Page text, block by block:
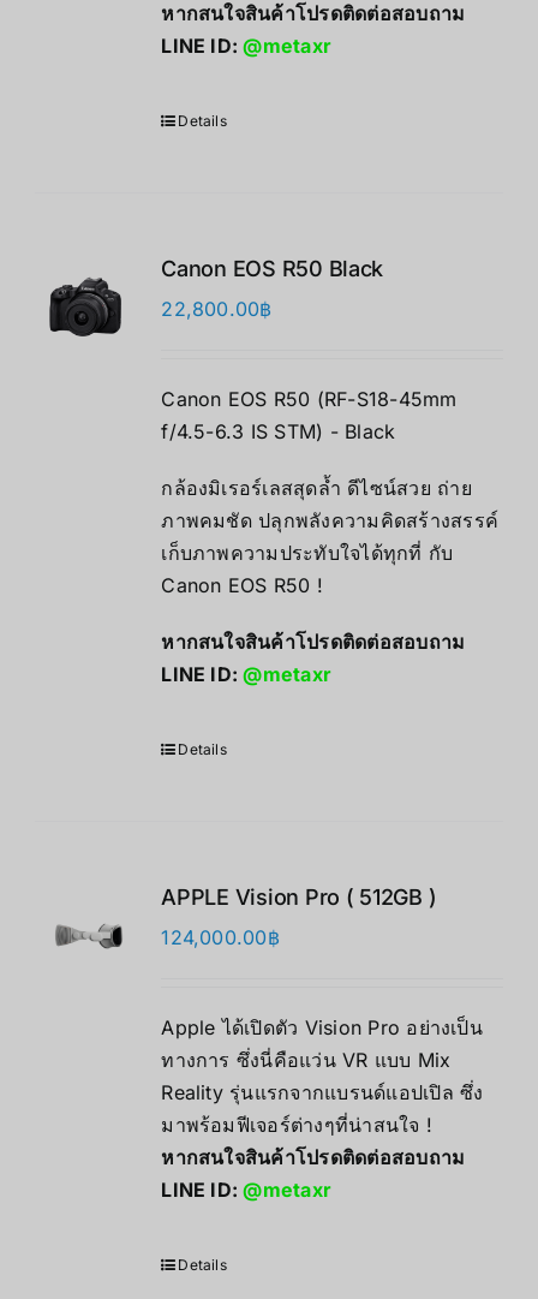
หากสนใจสินค้าโปรดติดต่อสอบถาม
LINE ID:@metaxr
Details
Canon EOS R50 Black
22,800.00฿
Canon EOS R50 (RF-S18-45mm
f/4.5-6.3 IS STM) - Black
กล้องมิเรอร์เลสสุดล้ำ ดีไซน์สวย ถ่าย
ภาพคมชัด ปลุกพลังความคิดสร้างสรรค์
เก็บภาพความประทับใจได้ทุกที่ กับ
Canon EOS R50 !
หากสนใจสินค้าโปรดติดต่อสอบถาม
LINE ID:@metaxr
Details
APPLE Vision Pro ( 512GB )
124,000.00฿
Apple ได้เปิดตัว Vision Pro อย่างเป็น
ทางการ ซึ่งนี่คือแว่น VR แบบ Mix
Reality รุ่นแรกจากแบรนด์แอปเปิล ซึ่ง
มาพร้อมฟีเจอร์ต่างๆที่น่าสนใจ !
หากสนใจสินค้าโปรดติดต่อสอบถาม
LINE ID:@metaxr
Details